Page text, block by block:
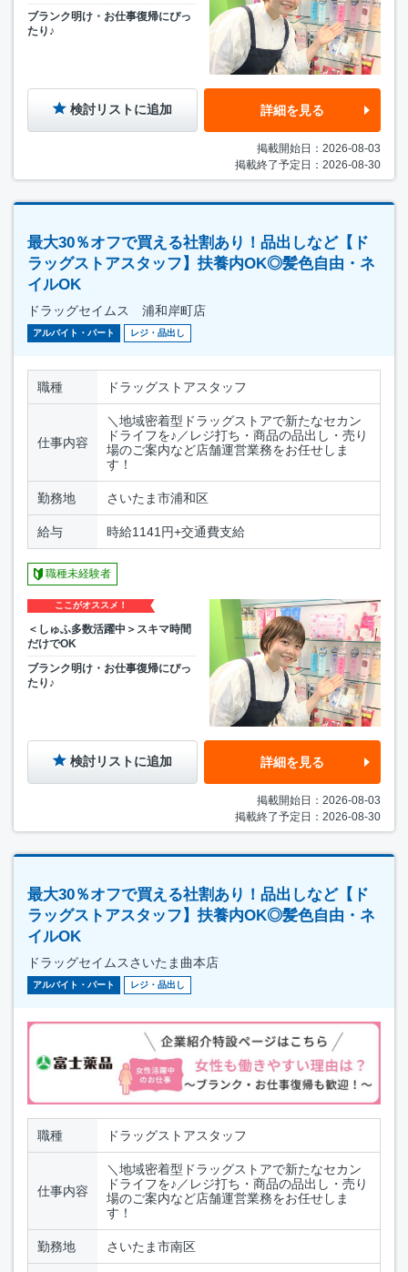
ブランク明け・お仕事復帰にぴっ
たり♪
検討リストに追加 詳細を見る
掲載開始日：2026-08-03
掲載終了予定日：2026-08-30
最大30％オフで買える社割あり！品出しなど【ド
ラッグストアスタッフ】扶養内OK◎髪色自由・ネ
イルOK
ドラッグセイムス 浦和岸町店
アルバイト・パート レジ・品出し
職種 ドラッグストアスタッフ
仕事内容
＼地域密着型ドラッグストアで新たなセカン
ドライフを♪／レジ打ち・商品の品出し・売り
場のご案内など店舗運営業務をお任せしま
す！
勤務地 さいたま市浦和区
給与 時給1141円+交通費支給
職種未経験者
ここがオススメ！
＜しゅふ多数活躍中＞スキマ時間
だけでOK
ブランク明け・お仕事復帰にぴっ
たり♪
検討リストに追加 詳細を見る
掲載開始日：2026-08-03
掲載終了予定日：2026-08-30
最大30％オフで買える社割あり！品出しなど【ド
ラッグストアスタッフ】扶養内OK◎髪色自由・ネ
イルOK
ドラッグセイムスさいたま曲本店
アルバイト・パート レジ・品出し
職種 ドラッグストアスタッフ
仕事内容
＼地域密着型ドラッグストアで新たなセカン
ドライフを♪／レジ打ち・商品の品出し・売り
場のご案内など店舗運営業務をお任せしま
す！
勤務地 さいたま市南区